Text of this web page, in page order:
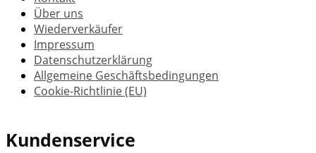
Über uns
Wiederverkäufer
Impressum
Datenschutzerklärung
Allgemeine Geschäftsbedingungen
Cookie-Richtlinie (EU)
Kundenservice